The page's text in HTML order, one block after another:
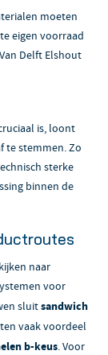
moeten
eigen voorraad
Delft Elshout
is, loont
te stemmen. Zo
sterke
binnen de
naar
voor
sluitsandwich
vaak voordeel
b-keus. Voor